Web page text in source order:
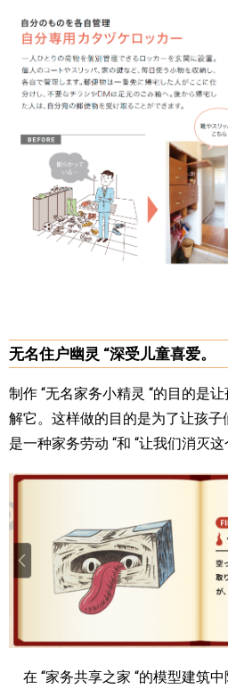
无名住户幽灵 “深受儿童喜爱。
制作 “无名家务小精灵 “的目的是
解它。这样做的目的是为了让孩子
是一种家务劳动 “和 “让我们消灭这
在 “家务共享之家 “的模型建筑